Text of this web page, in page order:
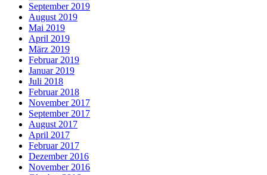
September 2019
August 2019
Mai 2019
April 2019
März 2019
Februar 2019
Januar 2019
Juli 2018
Februar 2018
November 2017
September 2017
August 2017
April 2017
Februar 2017
Dezember 2016
November 2016